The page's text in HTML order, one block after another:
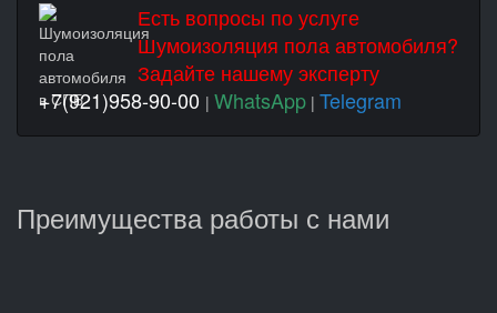
Есть вопросы по услуге
Шумоизоляция пола автомобиля?
Задайте нашему эксперту
+7(921)958-90-00 | WhatsApp | Telegram
Преимущества работы с нами